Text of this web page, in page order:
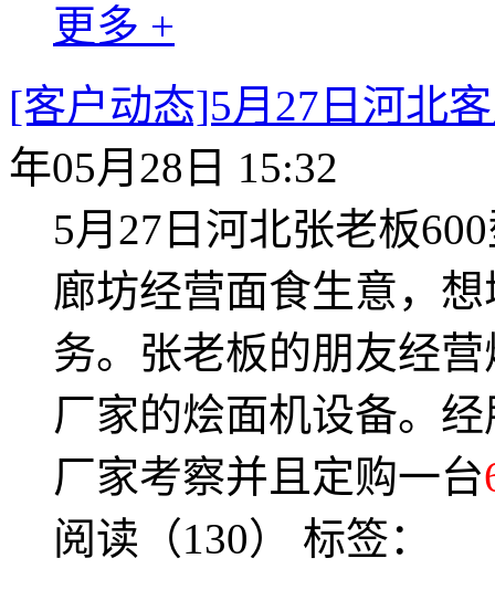
更多 +
[客户动态]5月27日河北
年05月28日 15:32
5月27日河北张老板
廊坊经营面食生意，
务。张老板的朋友经
厂家的烩面机设备。
厂家考察并且定购一台
阅读（130） 标签：